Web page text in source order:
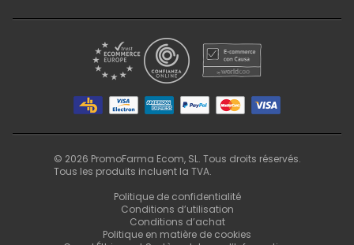
© 2026 PromoFarma Ecom, SL. Tous droits réservés.
Tous les produits incluent la TVA.
Politique de confidentialité
Conditions d’utilisation
Conditions d’achat
Politique en matière de cookies